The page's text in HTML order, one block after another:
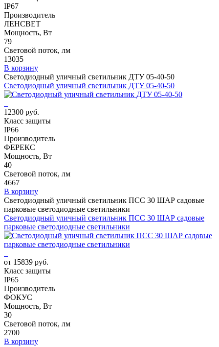
IP67
Производитель
ЛЕНСВЕТ
Мощность, Вт
79
Световой поток, лм
13035
В корзину
Светодиодный уличный светильник ДТУ 05-40-50
Светодиодный уличный светильник ДТУ 05-40-50
12300 руб.
Класс защиты
IP66
Производитель
ФЕРЕКС
Мощность, Вт
40
Световой поток, лм
4667
В корзину
Светодиодный уличный светильник ПСС 30 ШАР садовые
парковые светодиодные светильники
Светодиодный уличный светильник ПСС 30 ШАР садовые
парковые светодиодные светильники
от 15839 руб.
Класс защиты
IP65
Производитель
ФОКУС
Мощность, Вт
30
Световой поток, лм
2700
В корзину